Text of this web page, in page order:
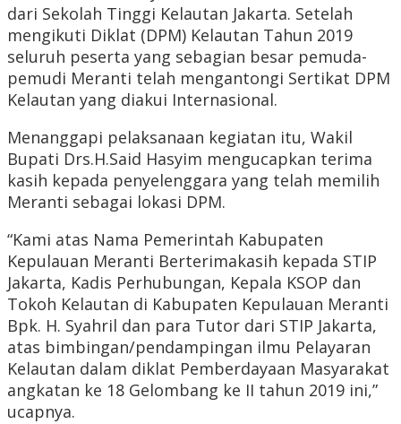
dari Sekolah Tinggi Kelautan Jakarta. Setelah
mengikuti Diklat (DPM) Kelautan Tahun 2019
seluruh peserta yang sebagian besar pemuda-
pemudi Meranti telah mengantongi Sertikat DPM
Kelautan yang diakui Internasional.
Menanggapi pelaksanaan kegiatan itu, Wakil
Bupati Drs.H.Said Hasyim mengucapkan terima
kasih kepada penyelenggara yang telah memilih
Meranti sebagai lokasi DPM.
“Kami atas Nama Pemerintah Kabupaten
Kepulauan Meranti Berterimakasih kepada STIP
Jakarta, Kadis Perhubungan, Kepala KSOP dan
Tokoh Kelautan di Kabupaten Kepulauan Meranti
Bpk. H. Syahril dan para Tutor dari STIP Jakarta,
atas bimbingan/pendampingan ilmu Pelayaran
Kelautan dalam diklat Pemberdayaan Masyarakat
angkatan ke 18 Gelombang ke II tahun 2019 ini,”
ucapnya.